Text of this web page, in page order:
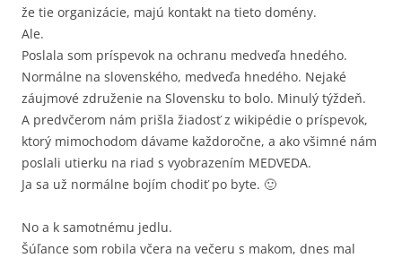
že tie organizácie, majú kontakt na tieto domény.
Ale.
Poslala som príspevok na ochranu medveďa hnedého.
Normálne na slovenského, medveďa hnedého. Nejaké
záujmové združenie na Slovensku to bolo. Minulý týždeň.
A predvčerom nám prišla žiadosť z wikipédie o príspevok,
ktorý mimochodom dávame každoročne, a ako všimné nám
poslali utierku na riad s vyobrazením MEDVEDA.
Ja sa už normálne bojím chodiť po byte. 🙂
No a k samotnému jedlu.
Šúľance som robila včera na večeru s makom, dnes mal